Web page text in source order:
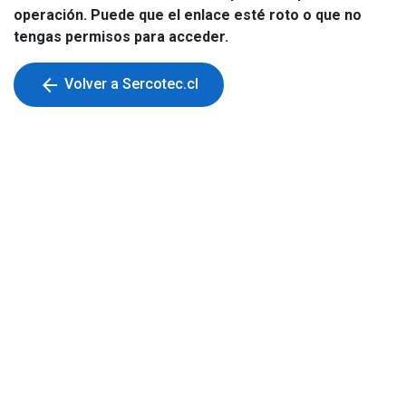
operación. Puede que el enlace esté roto o que no
tengas permisos para acceder.
arrow_back Volver a Sercotec.cl